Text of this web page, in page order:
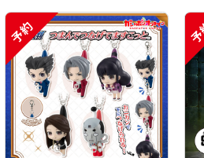
予約